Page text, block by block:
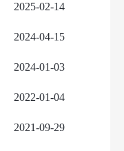
2025-02-14
2024-04-15
2024-01-03
2022-01-04
2021-09-29